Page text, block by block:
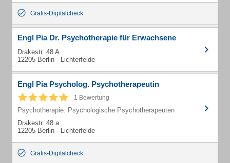
Gratis-Digitalcheck
Engl Pia Dr. Psychotherapie für Erwachsene
Drakestr. 48 A
12205 Berlin - Lichterfelde
Engl Pia Psycholog. Psychotherapeutin
1 Bewertung
Psychotherapie: Psychologische Psychotherapeuten
Drakestr. 48 a
12205 Berlin - Lichterfelde
Gratis-Digitalcheck